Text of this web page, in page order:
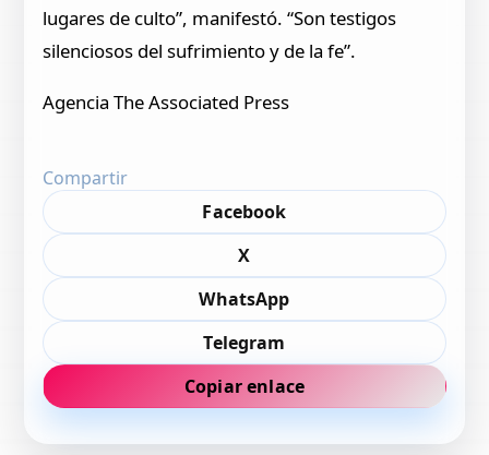
lugares de culto”, manifestó. “Son testigos
silenciosos del sufrimiento y de la fe”.
Agencia The Associated Press
Compartir
Facebook
X
WhatsApp
Telegram
Copiar enlace